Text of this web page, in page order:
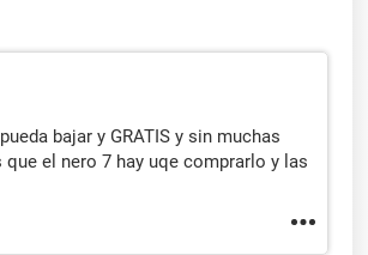
bajar y GRATIS y sin muchas
el nero 7 hay uqe comprarlo y las